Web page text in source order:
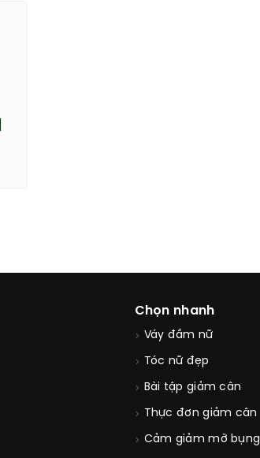
Chọn nhanh
Váy đầm nữ
Tóc nữ đẹp
Bài tập giảm cân
Thực đơn giảm cân
Cảm giảm mỡ bụng